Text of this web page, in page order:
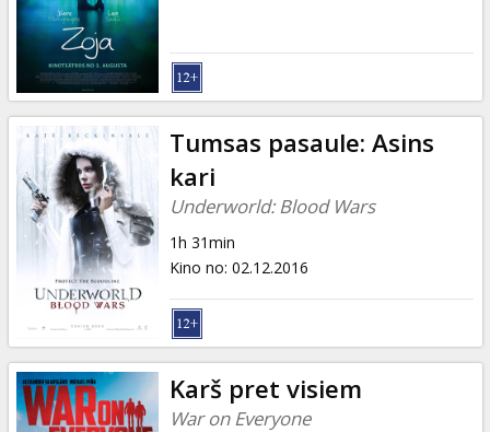
Tumsas pasaule: Asins
kari
Underworld: Blood Wars
1h 31min
Kino no: 02.12.2016
Karš pret visiem
War on Everyone